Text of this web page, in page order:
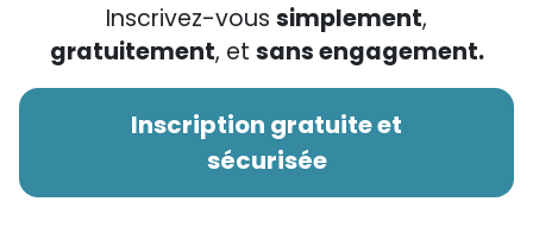
Inscrivez-vous simplement,
gratuitement, et sans engagement.
Inscription gratuite et
sécurisée